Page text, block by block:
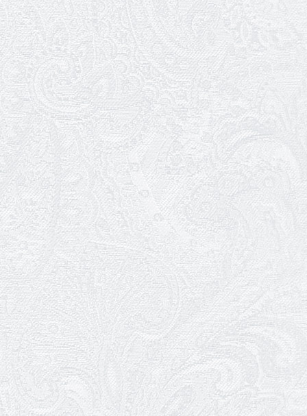
101 річниця з дня народження
Михайла Водяного
22.12.2025
Вітаємо з Днем енергетика!
22.12.2025
Ювілей Сергія Солодухіна
22.12.2025
Підсумки 2025 року
21.12.2025
Мюзикл «Канкан» — в репертуарі
Одеського театру музкомедії
20.12.2025
Перший показ «Канкана»
11.12.2025